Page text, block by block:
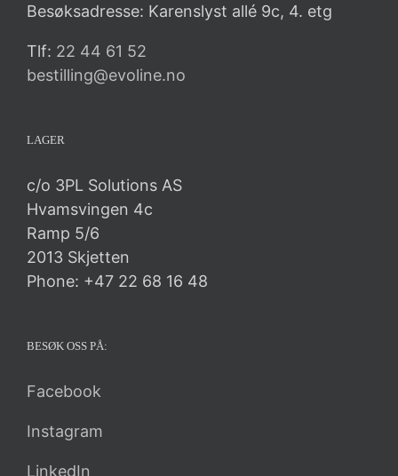
Besøksadresse: Karenslyst allé 9c, 4. etg
Tlf: 22 44 61 52
bestilling@evoline.no
LAGER
c/o 3PL Solutions AS
Hvamsvingen 4c
Ramp 5/6
2013 Skjetten
Phone: +47 22 68 16 48
BESØK OSS PÅ:
Facebook
Instagram
LinkedIn